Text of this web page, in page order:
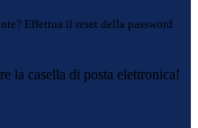
Effettua il reset della password
la casella di posta elettronica!